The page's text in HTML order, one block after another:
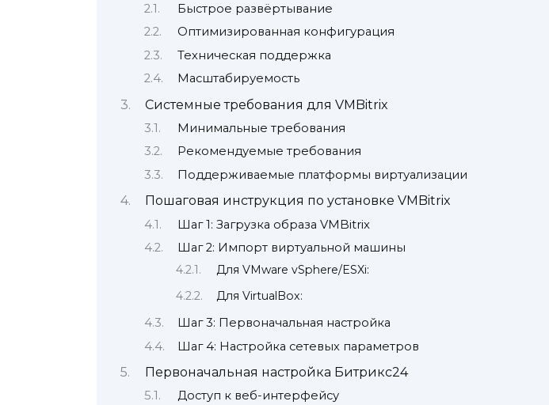
Быстрое развёртывание
Оптимизированная конфигурация
Техническая поддержка
Масштабируемость
Системные требования для VMBitrix
Минимальные требования
Рекомендуемые требования
Поддерживаемые платформы виртуализации
Пошаговая инструкция по установке VMBitrix
Шаг 1: Загрузка образа VMBitrix
Шаг 2: Импорт виртуальной машины
Для VMware vSphere/ESXi:
Для VirtualBox:
Шаг 3: Первоначальная настройка
Шаг 4: Настройка сетевых параметров
Первоначальная настройка Битрикс24
Доступ к веб-интерфейсу